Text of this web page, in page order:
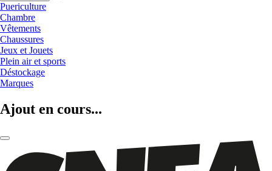
Puericulture
Chambre
Vêtements
Chaussures
Jeux et Jouets
Plein air et sports
Déstockage
Marques
Ajout en cours...